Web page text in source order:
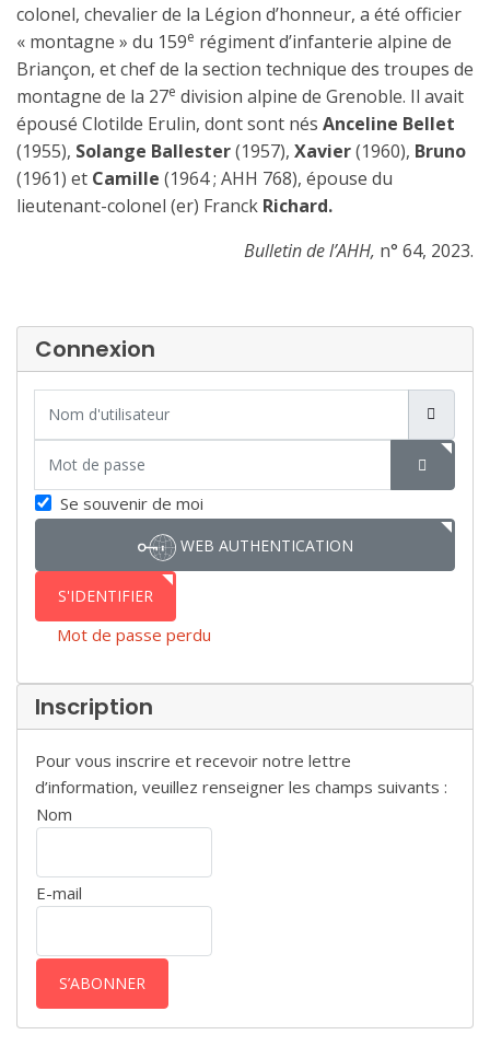
colonel, chevalier de la Légion d’honneur, a été officier
« montagne » du 159e régiment d’infanterie alpine de
Briançon, et chef de la section technique des troupes de
montagne de la 27e division alpine de Grenoble. Il avait
épousé Clotilde Erulin, dont sont nés Anceline Bellet
(1955), Solange Ballester(1957), Xavier(1960), Bruno
(1961) et Camille (1964 ; AHH 768), épouse du
lieutenant-colonel (er) Franck Richard.
Bulletin de l’AHH, n° 64, 2023.
Connexion
SHOW
Se souvenir de moi
WEB AUTHENTICATION
S'IDENTIFIER
Mot de passe perdu
Inscription
Pour vous inscrire et recevoir notre lettre
d’information, veuillez renseigner les champs suivants :
Nom
E-mail